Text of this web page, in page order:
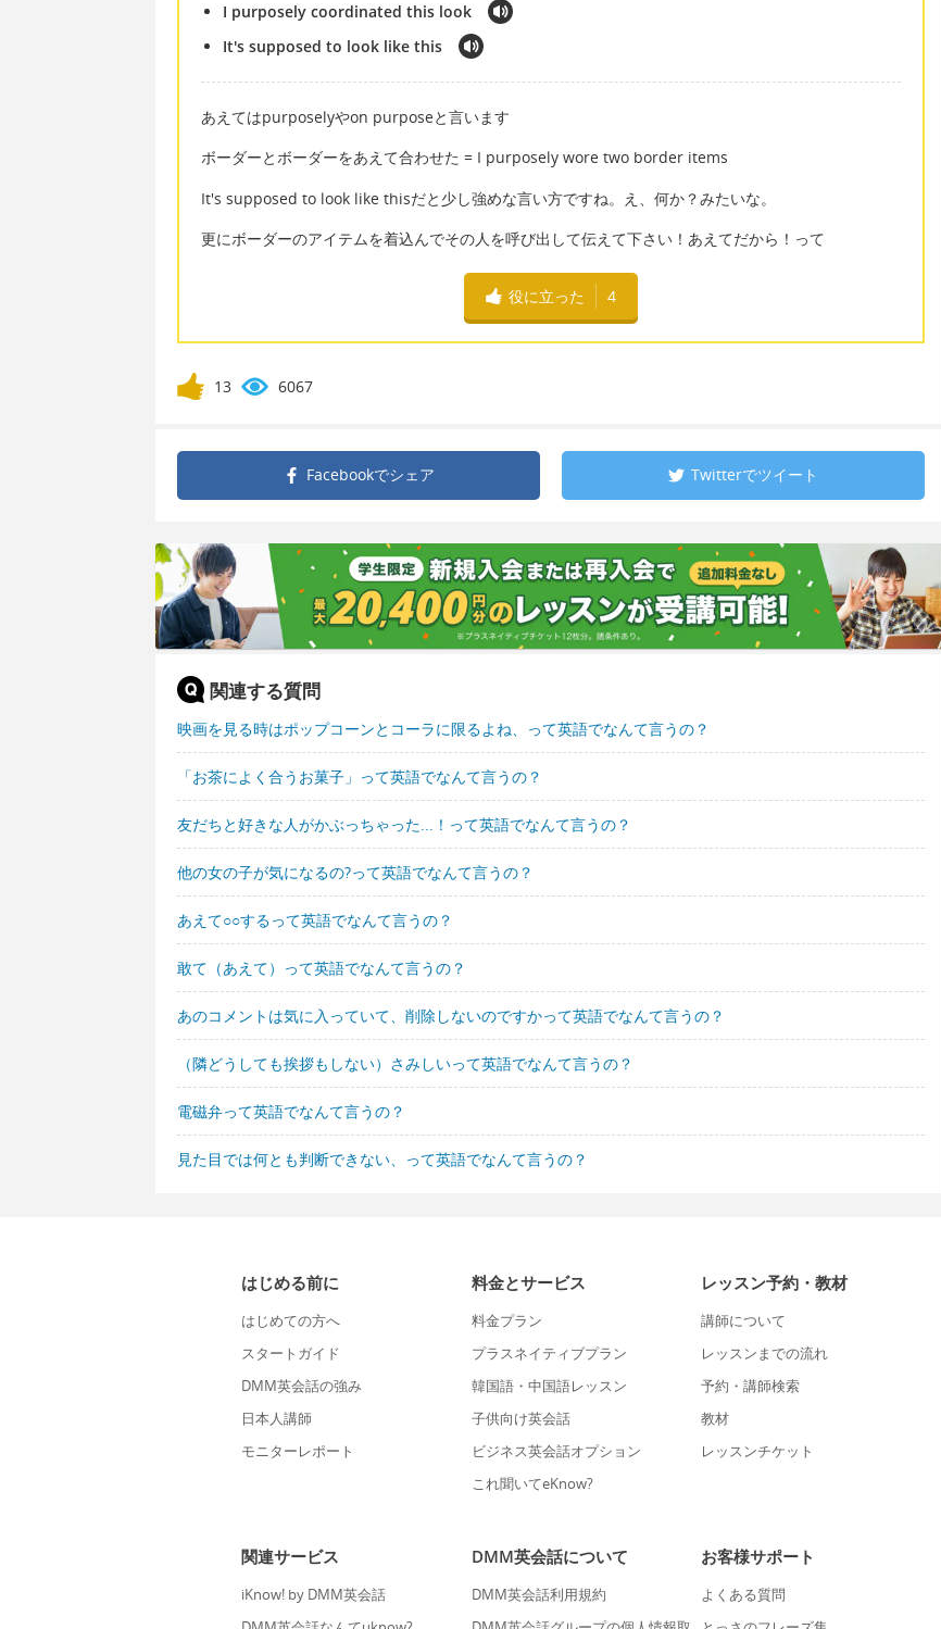
I purposely coordinated this look
It's supposed to look like this
あえてはpurposelyやon purposeと言います
ボーダーとボーダーをあえて合わせた = I purposely wore two border items
It's supposed to look like thisだと少し強めな言い方ですね。え、何か？みたいな。
更にボーダーのアイテムを着込んでその人を呼び出して伝えて下さい！あえてだから！って
役に立った 4
13 6067
Facebookでシェア Twitterでツイート
関連する質問
映画を見る時はポップコーンとコーラに限るよね、って英語でなんて言うの？
「お茶によく合うお菓子」って英語でなんて言うの？
友だちと好きな人がかぶっちゃった...！って英語でなんて言うの？
他の女の子が気になるの?って英語でなんて言うの？
あえて○○するって英語でなんて言うの？
敢て（あえて）って英語でなんて言うの？
あのコメントは気に入っていて、削除しないのですかって英語でなんて言うの？
（隣どうしても挨拶もしない）さみしいって英語でなんて言うの？
電磁弁って英語でなんて言うの？
見た目では何とも判断できない、って英語でなんて言うの？
はじめる前に
はじめての方へ
スタートガイド
DMM英会話の強み
日本人講師
モニターレポート
料金とサービス
料金プラン
プラスネイティブプラン
韓国語・中国語レッスン
子供向け英会話
ビジネス英会話オプション
これ聞いてeKnow?
レッスン予約・教材
講師について
レッスンまでの流れ
予約・講師検索
教材
レッスンチケット
関連サービス
iKnow! by DMM英会話
DMM英会話について
DMM英会話利用規約
お客様サポート
よくある質問